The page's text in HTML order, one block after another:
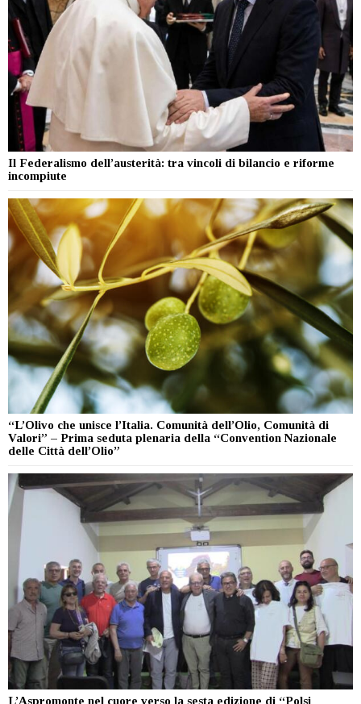
Il Federalismo dell’austerità: tra vincoli di bilancio e riforme
incompiute
“L’Olivo che unisce l’Italia. Comunità dell’Olio, Comunità di
Valori” – Prima seduta plenaria della “Convention Nazionale
delle Città dell’Olio”
L’Aspromonte nel cuore verso la sesta edizione di “Polsi